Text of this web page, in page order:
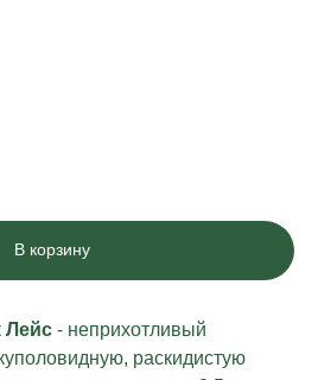
В корзину
Лейс - неприхотливый
раскидистую